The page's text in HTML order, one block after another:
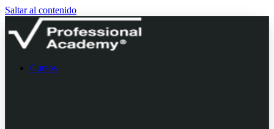
Saltar al contenido
Cursos